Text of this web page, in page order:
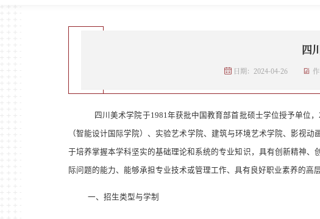
四
日期：2024-04-26 作
四川美术学院于1981年获批中国教育部首批硕士学位授予单位，
（智能设计国际学院）、实验艺术学院、建筑与环境艺术学院、影视动
于培养掌握本学科坚实的基础理论和系统的专业知识，具有创新精神
际问题的能力、能够承担专业技术或管理工作、具有良好职业素养的高
一、招生类型与学制